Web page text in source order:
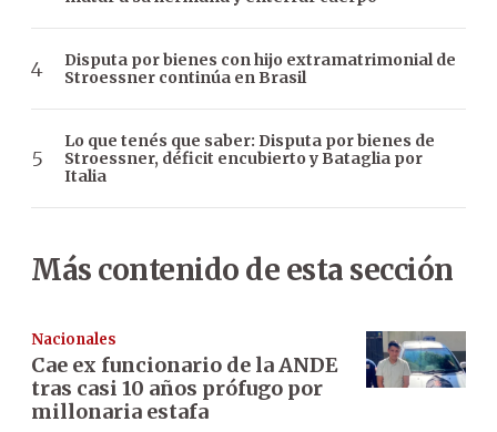
Disputa por bienes con hijo extramatrimonial de
Stroessner continúa en Brasil
Lo que tenés que saber: Disputa por bienes de
Stroessner, déficit encubierto y Bataglia por
Italia
Más contenido de esta sección
Nacionales
Cae ex funcionario de la ANDE
tras casi 10 años prófugo por
millonaria estafa